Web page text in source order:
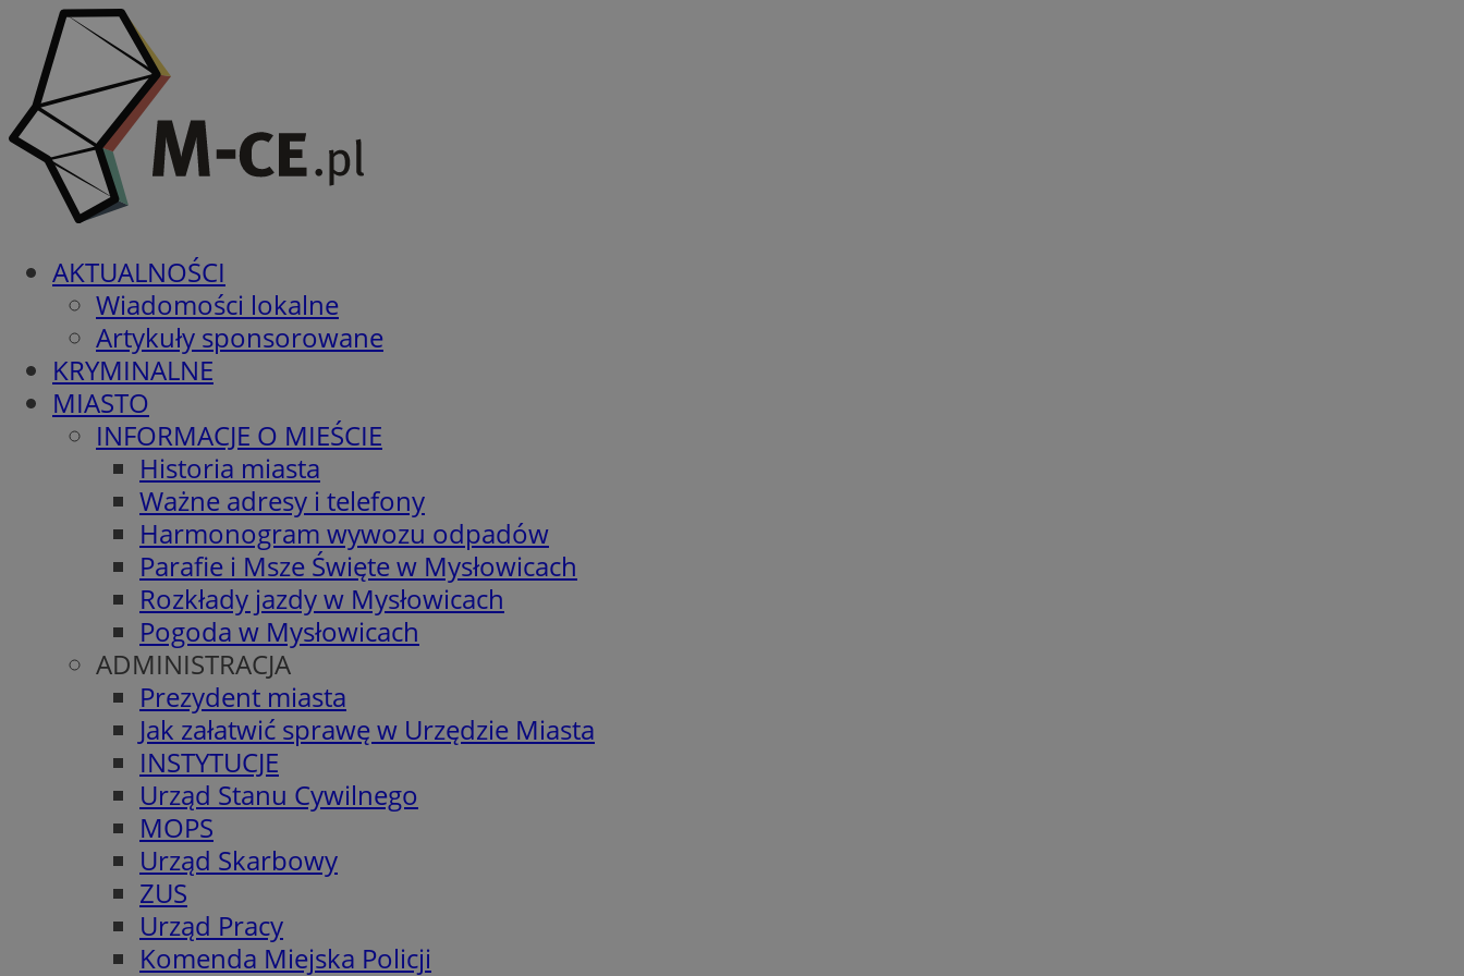
AKTUALNOŚCI
Wiadomości lokalne
Artykuły sponsorowane
KRYMINALNE
MIASTO
INFORMACJE O MIEŚCIE
Historia miasta
Ważne adresy i telefony
Harmonogram wywozu odpadów
Parafie i Msze Święte w Mysłowicach
Rozkłady jazdy w Mysłowicach
Pogoda w Mysłowicach
ADMINISTRACJA
Prezydent miasta
Jak załatwić sprawę w Urzędzie Miasta
INSTYTUCJE
Urząd Stanu Cywilnego
MOPS
Urząd Skarbowy
ZUS
Urząd Pracy
Komenda Miejska Policji